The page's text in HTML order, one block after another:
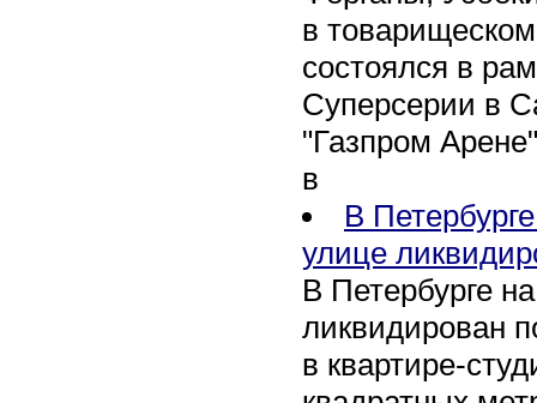
в
состоялся в
Суперсерии в
"Газпром
в
В
улице
В Петербурге
ликвидирован
в квартире-